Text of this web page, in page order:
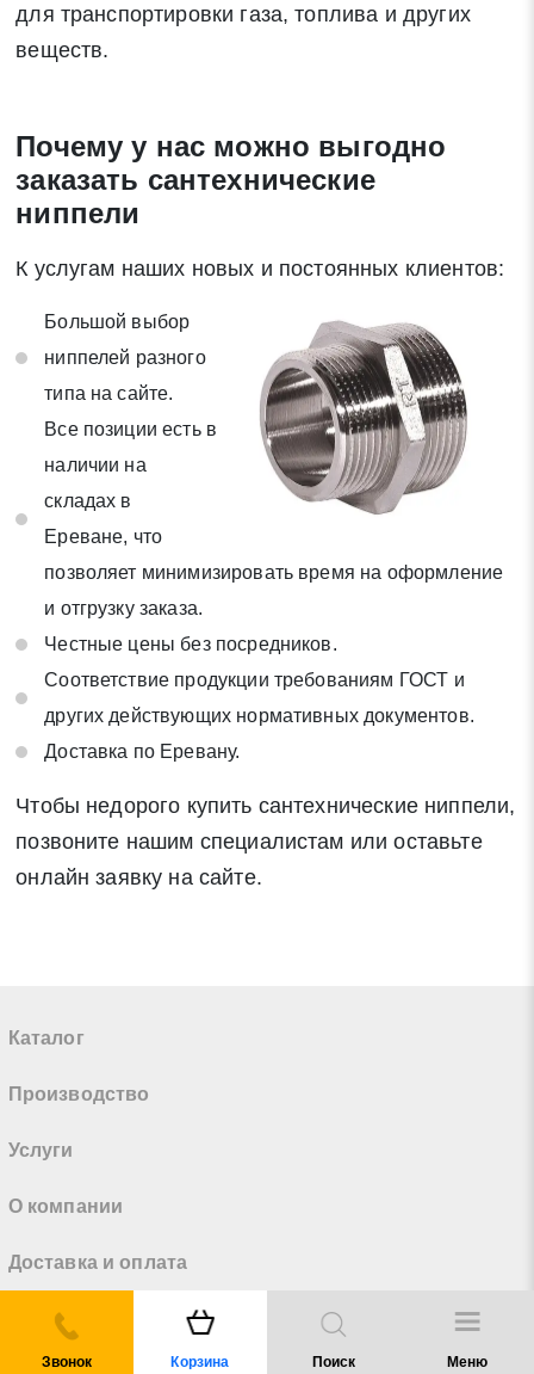
Звонок Корзина Поиск Меню
для транспортировки газа, топлива и других
веществ.
Почему у нас можно выгодно
заказать сантехнические
ниппели
К услугам наших новых и постоянных клиентов:
Большой выбор
ниппелей разного
типа на сайте.
Все позиции есть в
наличии на
складах в
Ереване, что
позволяет минимизировать время на оформление
и отгрузку заказа.
Честные цены без посредников.
Соответствие продукции требованиям ГОСТ и
других действующих нормативных документов.
Доставка по Еревану.
Чтобы недорого купить сантехнические ниппели,
позвоните нашим специалистам или оставьте
онлайн заявку на сайте.
Каталог
Производство
Услуги
О компании
Доставка и оплата
Справочники